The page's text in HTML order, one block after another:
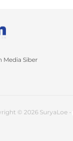
Media Siber
© 2026 SuryaLoe -